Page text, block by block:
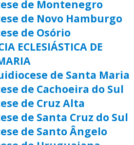
de Montenegro
de Novo Hamburgo
de Osório
ECLESIÁSTICA DE
de Santa Maria
de Cachoeira do Sul
de Cruz Alta
de Santa Cruz do Sul
de Santo Ângelo